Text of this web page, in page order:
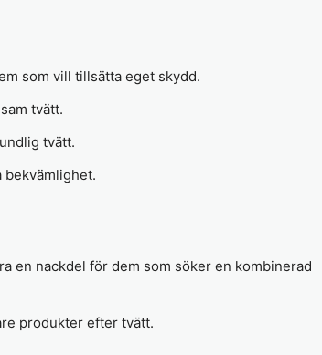
som vill tillsätta eget skydd.
tvätt.
tvätt.
bekvämlighet.
en nackdel för dem som söker en kombinerad
produkter efter tvätt.